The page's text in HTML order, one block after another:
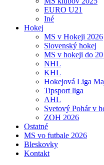
EURO U21
Iné
Hokej
MS v Hokeji 2026
Slovenský hokej
MS v hokeji do
NHL
KHL
Hokejová Liga
Tipsport liga
AHL
Svetový Pohár v
ZOH 2026
Ostatné
MS vo futbale 2026
Bleskovky
Kontakt